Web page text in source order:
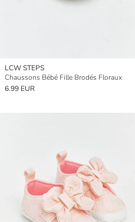
LCW STEPS
Chaussons Bébé Fille Brodés Floraux
6.99 EUR